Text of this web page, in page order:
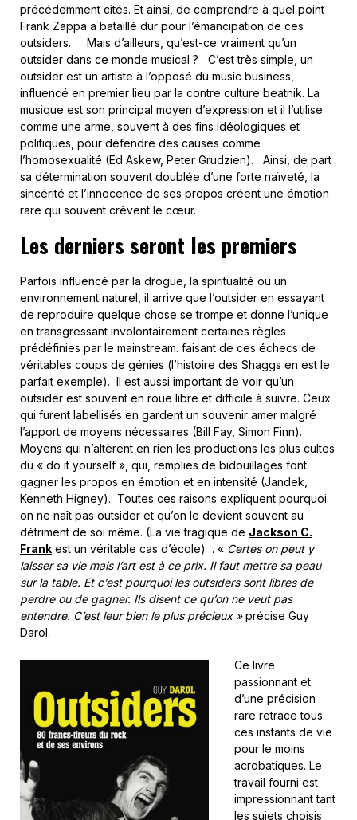
précédemment cités. Et ainsi, de comprendre à quel point
Frank Zappa a bataillé dur pour l’émancipation de ces
outsiders. Mais d’ailleurs, qu’est-ce vraiment qu’un
outsider dans ce monde musical ? C’est très simple, un
outsider est un artiste à l’opposé du music business,
influencé en premier lieu par la contre culture beatnik. La
musique est son principal moyen d’expression et il l’utilise
comme une arme, souvent à des fins idéologiques et
politiques, pour défendre des causes comme
l’homosexualité (Ed Askew, Peter Grudzien). Ainsi, de part
sa détermination souvent doublée d’une forte naïveté, la
sincérité et l’innocence de ses propos créent une émotion
rare qui souvent crèvent le cœur.
Les derniers seront les premiers
Parfois influencé par la drogue, la spiritualité ou un
environnement naturel, il arrive que l’outsider en essayant
de reproduire quelque chose se trompe et donne l’unique
en transgressant involontairement certaines règles
prédéfinies par le mainstream. faisant de ces échecs de
véritables coups de génies (l’histoire des Shaggs en est le
parfait exemple). Il est aussi important de voir qu’un
outsider est souvent en roue libre et difficile à suivre. Ceux
qui furent labellisés en gardent un souvenir amer malgré
l’apport de moyens nécessaires (Bill Fay, Simon Finn).
Moyens qui n’altèrent en rien les productions les plus cultes
du « do it yourself », qui, remplies de bidouillages font
gagner les propos en émotion et en intensité (Jandek,
Kenneth Higney). Toutes ces raisons expliquent pourquoi
on ne naît pas outsider et qu’on le devient souvent au
détriment de soi même. (La vie tragique de Jackson C.
Frank est un véritable cas d’école) . « Certes on peut y
laisser sa vie mais l’art est à ce prix. Il faut mettre sa peau
sur la table. Et c’est pourquoi les outsiders sont libres de
perdre ou de gagner. Ils disent ce qu’on ne veut pas
entendre. C’est leur bien le plus précieux »précise Guy
Darol.
Ce livre
passionnant et
d’une précision
rare retrace tous
ces instants de vie
pour le moins
acrobatiques. Le
travail fourni est
impressionnant tant
les sujets choisis